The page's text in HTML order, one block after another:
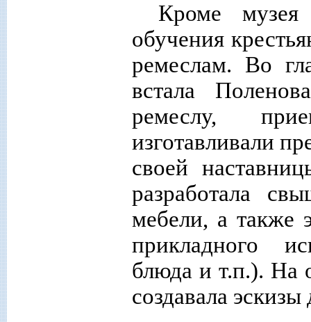
Кроме музея
обучения
ремеслам. Во
встала
ремеслу,
изготавливали
своей
разработала
мебели, а также
прикладного
блюда и т.п.). На
создавала